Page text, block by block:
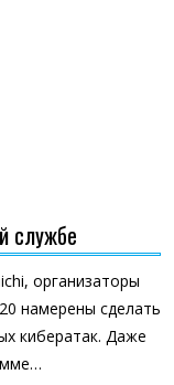
службе
организаторы
намерены сделать
кибератак. Даже